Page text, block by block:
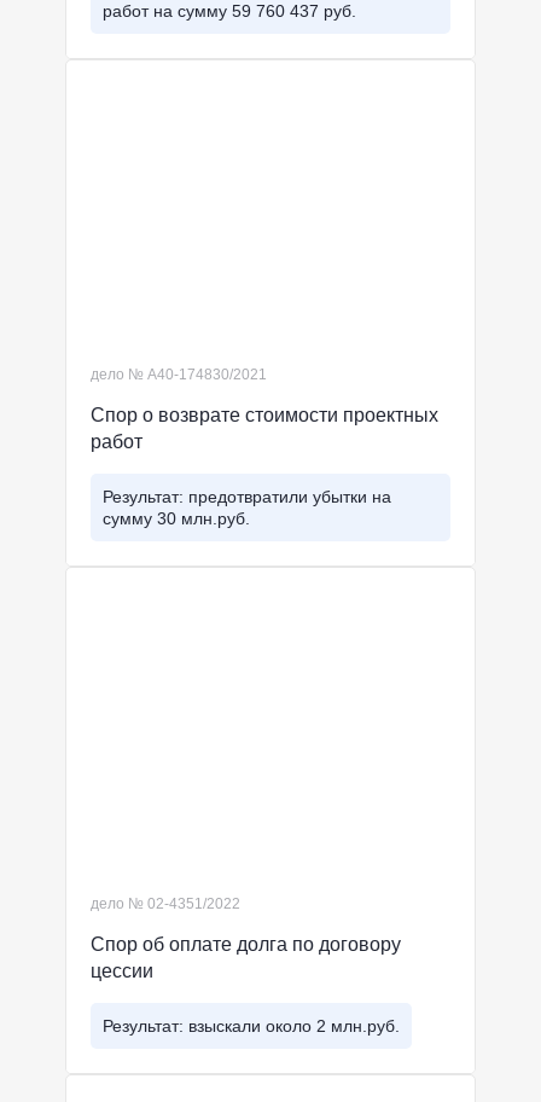
работ на сумму 59 760 437 руб.
дело № А40-174830/2021
Спор о возврате стоимости проектных
работ
Результат: предотвратили убытки на
сумму 30 млн.руб.
дело № 02-4351/2022
Спор об оплате долга по договору
цессии
Результат: взыскали около 2 млн.руб.